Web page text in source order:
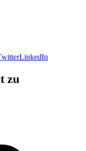
LinkedIn
zu